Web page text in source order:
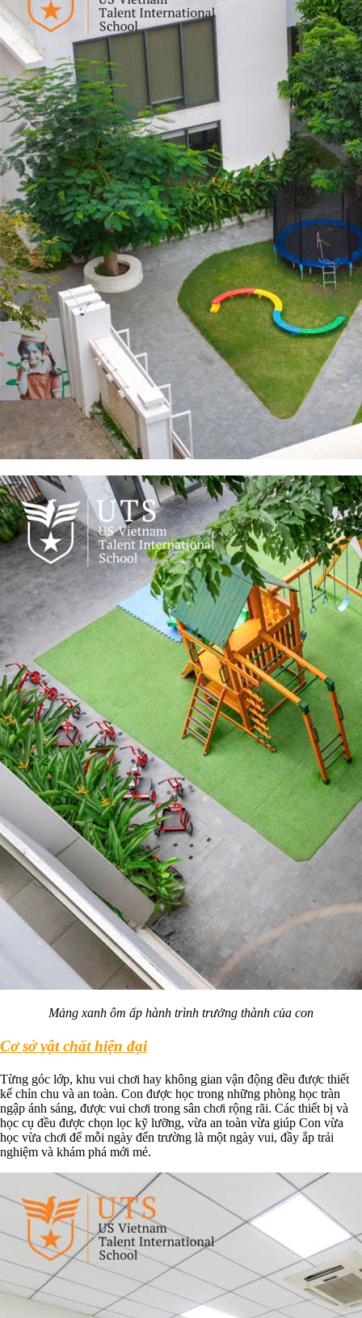
Mảng xanh ôm ấp hành trình trưởng thành của con
Cơ sở vật chất hiện đại
Từng góc lớp, khu vui chơi hay không gian vận động đều được thiết
kế chỉn chu và an toàn. Con được học trong những phòng học tràn
ngập ánh sáng, được vui chơi trong sân chơi rộng rãi. Các thiết bị và
học cụ đều được chọn lọc kỹ lưỡng, vừa an toàn vừa giúp Con vừa
học vừa chơi để mỗi ngày đến trường là một ngày vui, đầy ắp trải
nghiệm và khám phá mới mẻ.